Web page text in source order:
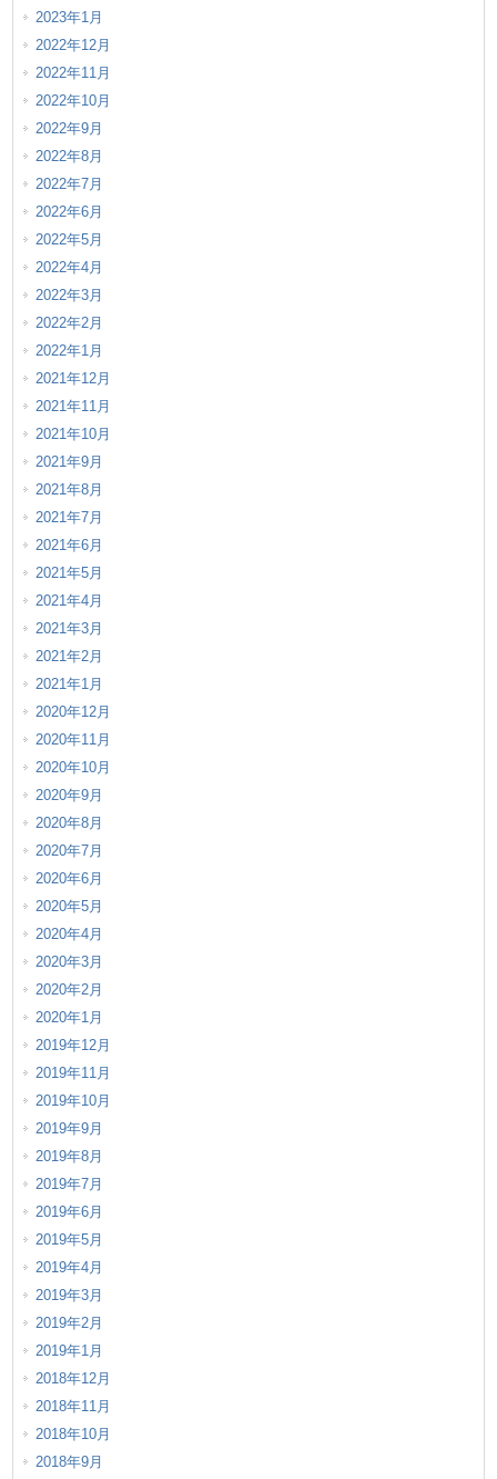
2023年1月
2022年12月
2022年11月
2022年10月
2022年9月
2022年8月
2022年7月
2022年6月
2022年5月
2022年4月
2022年3月
2022年2月
2022年1月
2021年12月
2021年11月
2021年10月
2021年9月
2021年8月
2021年7月
2021年6月
2021年5月
2021年4月
2021年3月
2021年2月
2021年1月
2020年12月
2020年11月
2020年10月
2020年9月
2020年8月
2020年7月
2020年6月
2020年5月
2020年4月
2020年3月
2020年2月
2020年1月
2019年12月
2019年11月
2019年10月
2019年9月
2019年8月
2019年7月
2019年6月
2019年5月
2019年4月
2019年3月
2019年2月
2019年1月
2018年12月
2018年11月
2018年10月
2018年9月